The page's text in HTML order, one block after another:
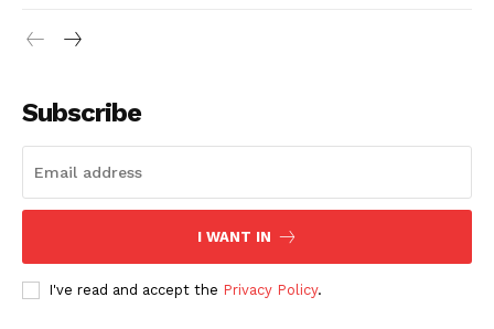
Subscribe
I WANT IN
I've read and accept the Privacy Policy.